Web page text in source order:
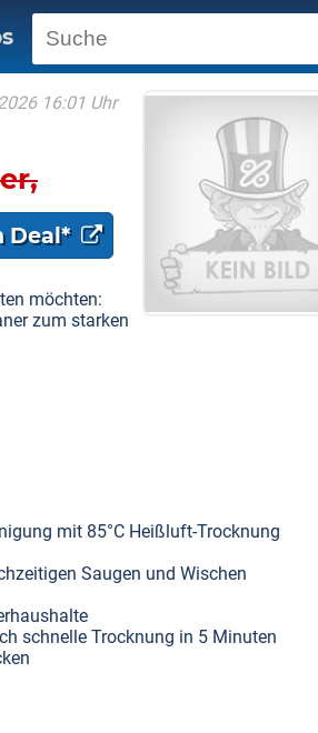
16:01 Uhr
Deal*
möchten:
zum starken
mit 85°C Heißluft-Trocknung
Saugen und Wischen
schnelle Trocknung in 5 Minuten